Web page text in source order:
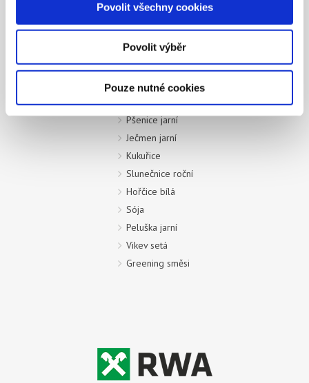
získali v důsledku toho, že používáte jejich služby.
Povolit všechny cookies
Povolit výběr
Pouze nutné cookies
OSIVA
Pšenice ozimá
Ječmen ozimý
Tritikale ozimé
Řepka ozimá
Pšenice jarní
Ječmen jarní
Kukuřice
Slunečnice roční
Hořčice bílá
Sója
Peluška jarní
Vikev setá
Greening směsi